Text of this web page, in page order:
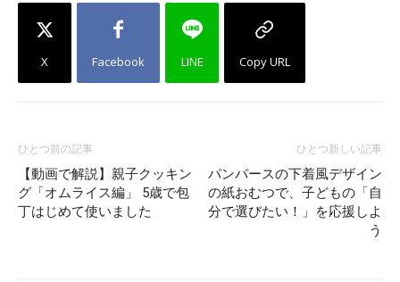
X Facebook LINE Copy URL
ひとつ前の記事
【動画で解説】親子クッキン
グ「オムライス編」 5歳で包
丁はじめて使いました
ひとつ新しい記事
パンパースの下着風デザイン
の紙おむつで、子どもの「自
分で選びたい！」を応援しよ
う